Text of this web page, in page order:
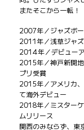
またそこから一転！
2007年／ジャズボ
2011年／浅草ジャ
2014年／デビュー
2015年／神戸新開
プリ受賞
2015年／アメリカ
て海外デビュー
2018年／ミスター
ムリリース
関西のみならず、東